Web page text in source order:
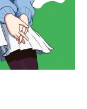
脚本：花田十
ャラクター原
ターデザイ
督：水野紗世
彩設計：中野